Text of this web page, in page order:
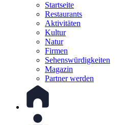
Startseite
Restaurants
Aktivitäten
Kultur
Natur
Firmen
Sehenswürdigkeiten
Magazin
Partner werden